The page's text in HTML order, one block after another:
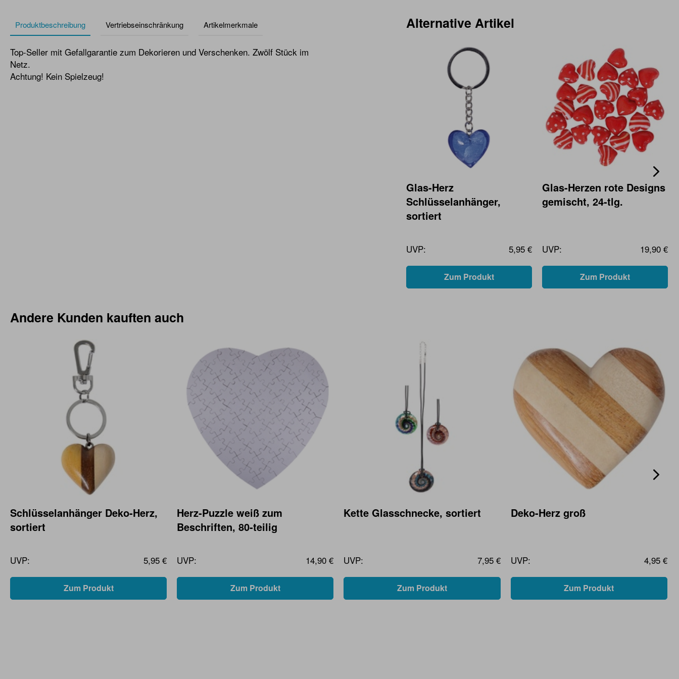
Produktbeschreibung Vertriebseinschränkung Artikelmerkmale
Top-Seller mit Gefallgarantie zum Dekorieren und Verschenken. Zwölf Stück im
Netz.
Achtung! Kein Spielzeug!
Alternative Artikel
Glas-Herz
Schlüsselanhänger,
sortiert
UVP: 5,95 €
Zum Produkt
Glas-Herzen rote Designs
gemischt, 24-tlg.
UVP: 19,90 €
Zum Produkt
Andere Kunden kauften auch
Schlüsselanhänger Deko-Herz,
sortiert
UVP: 5,95 €
Zum Produkt
Herz-Puzzle weiß zum
Beschriften, 80-teilig
UVP: 14,90 €
Zum Produkt
Kette Glasschnecke, sortiert
UVP: 7,95 €
Zum Produkt
Deko-Herz groß
UVP: 4,95 €
Zum Produkt